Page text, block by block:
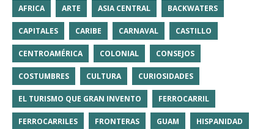
AFRICA ARTE ASIA CENTRAL BACKWATERS
CAPITALES CARIBE CARNAVAL CASTILLO
CENTROAMÉRICA COLONIAL CONSEJOS
COSTUMBRES CULTURA CURIOSIDADES
EL TURISMO QUE GRAN INVENTO FERROCARRIL
FERROCARRILES FRONTERAS GUAM HISPANIDAD